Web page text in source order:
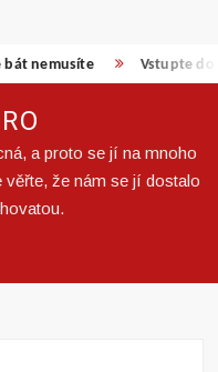
bát nemusíte Vstupte do
a proto se jí na mnoho
věřte, že nám se jí dostalo